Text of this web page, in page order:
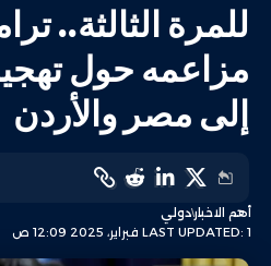
للمرة الثالثة..
مزاعمه حول
إلى مصر والأردن
LAST UPDATED: 1 فبراير، 2025 12:09 ص
أهم الاخباردولي